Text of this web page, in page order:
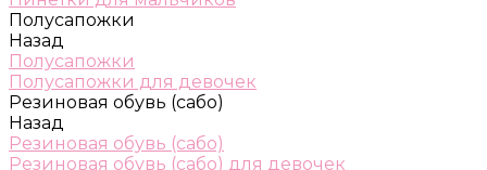
Полусапожки
Назад
Полусапожки
Полусапожки для девочек
Резиновая обувь (сабо)
Назад
Резиновая обувь (сабо)
Резиновая обувь (сабо) для девочек